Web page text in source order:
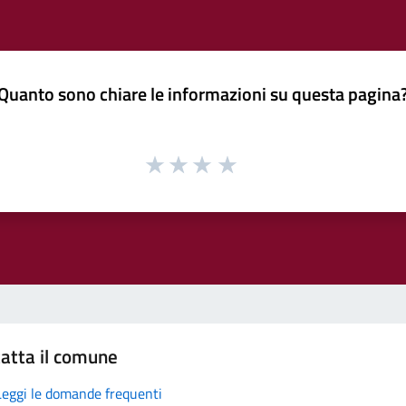
sono chiare le informazioni su questa
il comune
le domande frequenti